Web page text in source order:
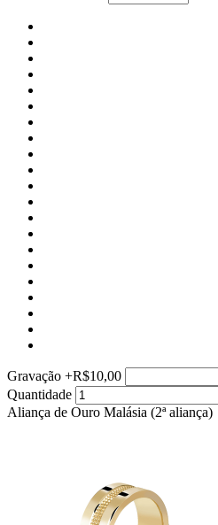
Gravação +R$10,00
Quantidade
Aliança de Ouro Malásia (2ª aliança)